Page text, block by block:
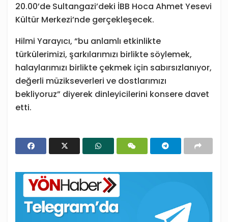
20.00’de Sultangazi’deki İBB Hoca Ahmet Yesevi
Kültür Merkezi’nde gerçekleşecek.
Hilmi Yarayıcı, “bu anlamlı etkinlikte
türkülerimizi, şarkılarımızı birlikte söylemek,
halaylarımızı birlikte çekmek için sabırsızlanıyor,
değerli müzikseverleri ve dostlarımızı
bekliyoruz” diyerek dinleyicilerini konsere davet
etti.